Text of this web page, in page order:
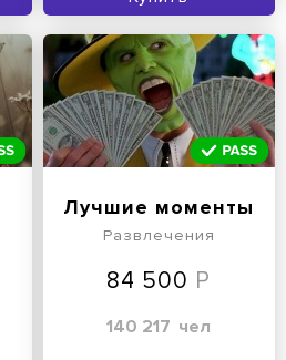
Лучшие моменты
Развлечения
84 500
140 217 чел